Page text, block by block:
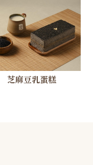
芝麻豆乳蛋糕